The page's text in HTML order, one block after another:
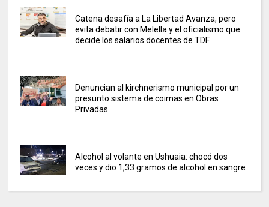
Catena desafía a La Libertad Avanza, pero
evita debatir con Melella y el oficialismo que
decide los salarios docentes de TDF
Denuncian al kirchnerismo municipal por un
presunto sistema de coimas en Obras
Privadas
Alcohol al volante en Ushuaia: chocó dos
veces y dio 1,33 gramos de alcohol en sangre